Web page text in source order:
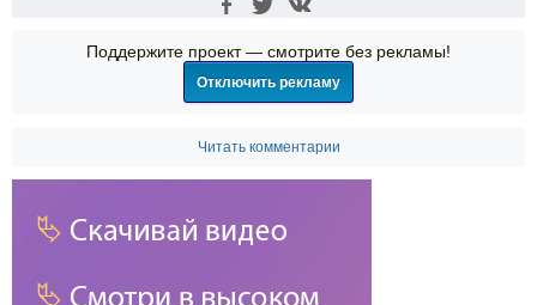
Поддержите проект — смотрите без рекламы!
Отключить рекламу
Читать комментарии